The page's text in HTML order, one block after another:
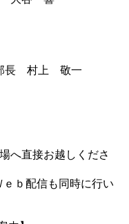
長 村上 敬一
へ直接お越しくださ
ｅｂ配信も同時に行い